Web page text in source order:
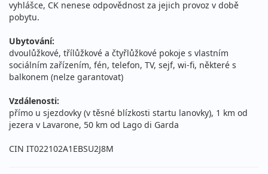
cena za 6 dní (5 nocí)
neděle - neděle
24 400 Kč
cena za 8 dní (7 nocí) Podrobnosti
31.01. - 05.02.2027
neděle - pátek
vlastní
cena za 6 dní (5 nocí)
vyhlášce, CK nenese odpovědnost za jejich provoz v době
pobytu.
Ubytování:
dvoulůžkové, třílůžkové a čtyřlůžkové pokoje s vlastním
sociálním zařízením, fén, telefon, TV, sejf, wi-fi, některé s
balkonem (nelze garantovat)
Vzdálenosti:
přímo u sjezdovky (v těsné blízkosti startu lanovky), 1 km od
jezera v Lavarone, 50 km od Lago di Garda
CIN IT022102A1EBSU2J8M